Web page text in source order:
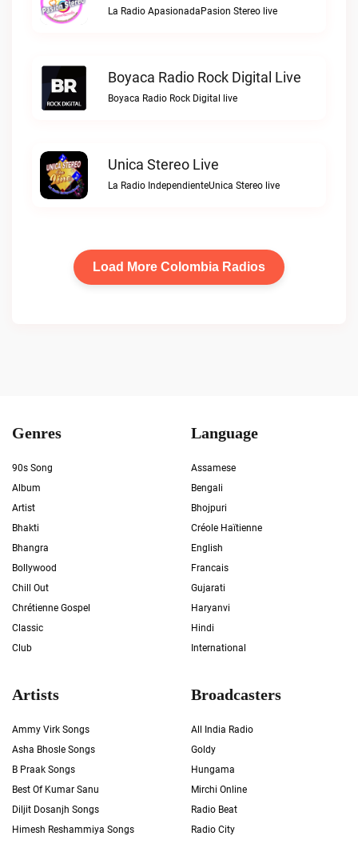
La Radio ApasionadaPasion Stereo live
Boyaca Radio Rock Digital Live
Boyaca Radio Rock Digital live
Unica Stereo Live
La Radio IndependienteUnica Stereo live
Load More Colombia Radios
Genres
90s Song
Album
Artist
Bhakti
Bhangra
Bollywood
Chill Out
Chrétienne Gospel
Classic
Club
Language
Assamese
Bengali
Bhojpuri
Créole Haïtienne
English
Francais
Gujarati
Haryanvi
Hindi
International
Artists
Ammy Virk Songs
Asha Bhosle Songs
B Praak Songs
Best Of Kumar Sanu
Diljit Dosanjh Songs
Himesh Reshammiya Songs
Broadcasters
All India Radio
Goldy
Hungama
Mirchi Online
Radio Beat
Radio City